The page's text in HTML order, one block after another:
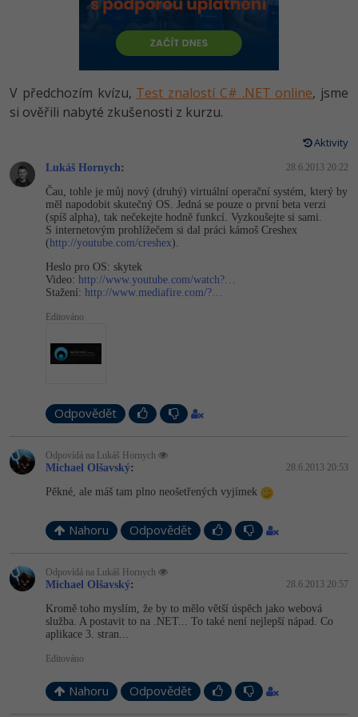
HTML5, CSS3, Bootstrap, SEO
SQL a databáze
Testování a verzování
Spring
Django
JavaScript
Python
UML a návrhové vzory
MySQL/MariaDB
SQLite
Vývojář mobilních aplikací
Specialista na AI a bigdata
C# Game developer
Webdesigner
Tester
Systémový administrátor
Grafik / UX/UI návrhář
3D grafik
Projektový manažer
Databázový analytik
WordPress specialista
SEO specialista
Python -80%
JavaScript -80%
PHP
-80%
Swift
Kotlin -80%
C -80%
VB.NET
SQL
Návrh SW
Umělá inteligence (AI) -10%
Pro děti
Fórum
Kurzy e-commerce
Testování softwaru
Datová analýza
Digitální gramotnost
Kurzy designu
HTML/CSS
Photoshop -80%
Příběhy absolventů
V předchozím kvízu, Test znalostí C# .NET online, jsme
si ověřili nabyté zkušenosti z kurzu.
Aktivity
Lukáš Hornych: 28.6.2013 20:22
Čau, tohle je můj nový (druhý) virtuální operační systém, který by
měl napodobit skutečný OS. Jedná se pouze o první beta verzi
(spíš alpha), tak nečekejte hodně funkcí. Vyzkoušejte si sami.
S internetovým prohlížečem si dal práci kámoš Creshex
(http://youtube.com/creshex).
Heslo pro OS: skytek
Video: http://www.youtube.com/watch?…
Stažení: http://www.mediafire.com/?…
Editováno
Odpovědět
Odpovídá na Lukáš Hornych
Michael Olšavský: 28.6.2013 20:53
Pěkné, ale máš tam plno neošetřených vyjímek
Nahoru Odpovědět
Odpovídá na Lukáš Hornych
Michael Olšavský: 28.6.2013 20:57
Kromě toho myslím, že by to mělo větší úspěch jako webová
služba. A postavit to na .NET... To také není nejlepší nápad. Co
aplikace 3. stran...
Editováno
Nahoru Odpovědět